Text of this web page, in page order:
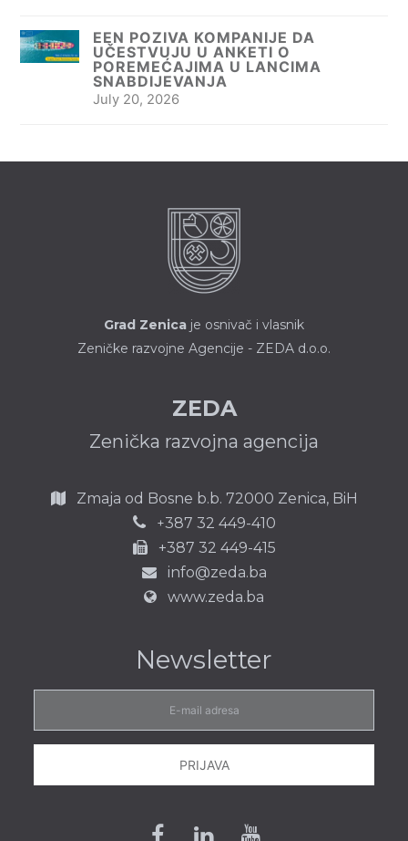
EEN POZIVA KOMPANIJE DA
UČESTVUJU U ANKETI O
POREMEĆAJIMA U LANCIMA
SNABDIJEVANJA
July 20, 2026
Grad Zenica je osnivač i vlasnik
Zeničke razvojne Agencije - ZEDA d.o.o.
ZEDA
Zenička razvojna agencija
Zmaja od Bosne b.b. 72000 Zenica, BiH
+387 32 449-410
+387 32 449-415
info@zeda.ba
www.zeda.ba
Newsletter
adresa
PRIJAVA
Facebook
LinkedinYoutube